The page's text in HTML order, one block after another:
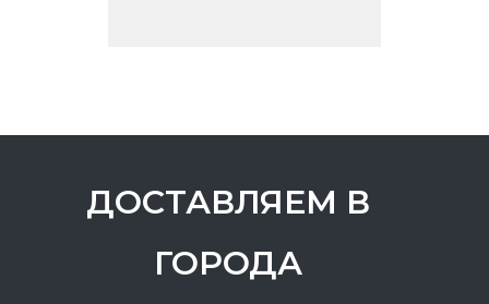
ДОСТАВЛЯЕМ В
ГОРОДА